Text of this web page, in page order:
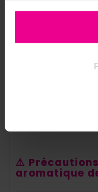
ou de les refuser.
coffrets pour
précis du
son coffret.
Lotus entre
⚠️
aromatique